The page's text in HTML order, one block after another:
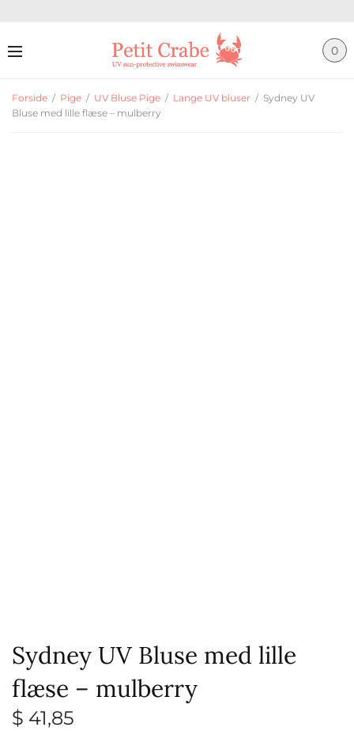
0
Forside / Pige / UV Bluse Pige / Lange UV bluser / Sydney UV
Bluse med lille flæse – mulberry
Sydney UV Bluse med lille
flæse – mulberry
$ 41,85